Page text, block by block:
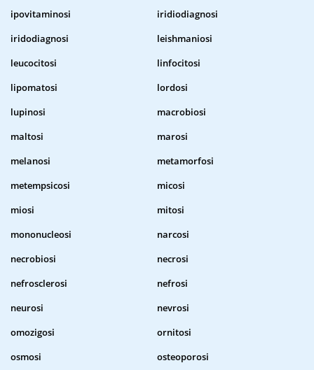
ipovitaminosi
iridiodiagnosi
iridodiagnosi
leishmaniosi
leucocitosi
linfocitosi
lipomatosi
lordosi
lupinosi
macrobiosi
maltosi
marosi
melanosi
metamorfosi
metempsicosi
micosi
miosi
mitosi
mononucleosi
narcosi
necrobiosi
necrosi
nefrosclerosi
nefrosi
neurosi
nevrosi
omozigosi
ornitosi
osmosi
osteoporosi